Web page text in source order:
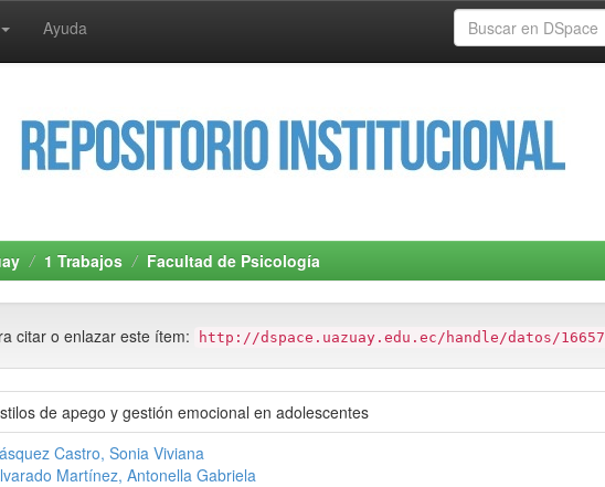
Ayuda
1 Trabajos Facultad de Psicología
citar o enlazar este ítem: http://dspace.uazuay.edu.ec/handle/datos/16657
de apego y gestión emocional en adolescentes
Castro, Sonia Viviana
Martínez, Antonella Gabriela